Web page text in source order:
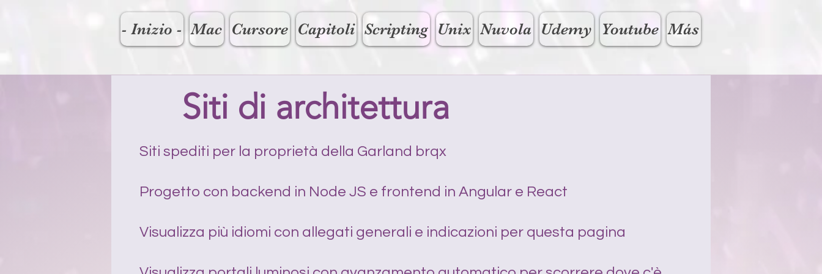
- Inizio - Mac Cursore Capitoli Scripting Unix Nuvola Udemy Youtube Más
Siti di architettura
Siti spediti per la proprietà della Garland brqx
Progetto con backend in Node JS e frontend in Angular e React
Visualizza più idiomi con allegati generali e indicazioni per questa pagina